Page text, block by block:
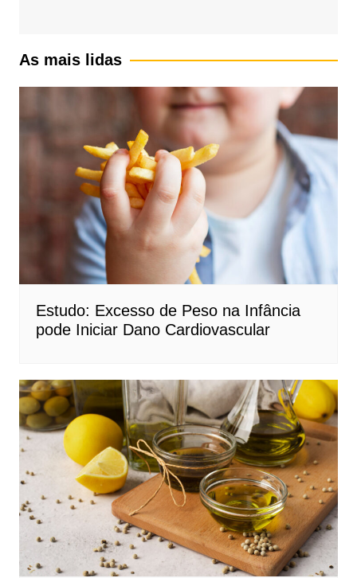
As mais lidas
Estudo: Excesso de Peso na Infância
pode Iniciar Dano Cardiovascular